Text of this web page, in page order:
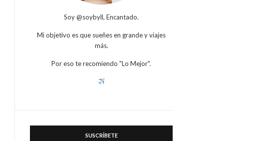
Soy @soybyll, Encantado.
Mi objetivo es que sueñes en grande y viajes
más.
Por eso te recomiendo "Lo Mejor".
SUSCRÍBETE